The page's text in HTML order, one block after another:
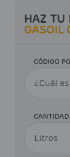
HAZ TU
GASOIL
CÓDIGO
CANTIDAD